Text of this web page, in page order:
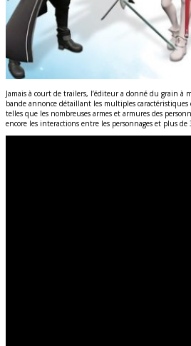
Jamais à court de trailers, l’éditeur a donné du grain à
bande annonce détaillant les multiples
telles que les nombreuses armes et armures des
encore les interactions entre les personnages et plus de